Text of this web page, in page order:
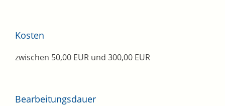
Kosten
zwischen 50,00 EUR und 300,00 EUR
Bearbeitungsdauer